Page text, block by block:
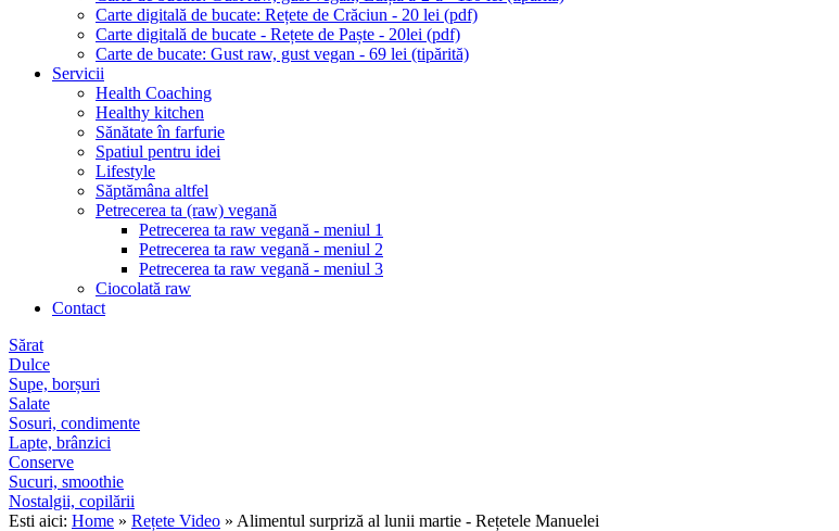
Carte digitală de bucate: Rețete de Crăciun - 20 lei (pdf)
Carte digitală de bucate - Rețete de Paște - 20lei (pdf)
Carte de bucate: Gust raw, gust vegan - 69 lei (tipărită)
Servicii
Health Coaching
Healthy kitchen
Sănătate în farfurie
Spatiul pentru idei
Lifestyle
Săptămâna altfel
Petrecerea ta (raw) vegană
Petrecerea ta raw vegană - meniul 1
Petrecerea ta raw vegană - meniul 2
Petrecerea ta raw vegană - meniul 3
Ciocolată raw
Contact
Sărat
Dulce
Supe, borșuri
Salate
Sosuri, condimente
Lapte, brânzici
Conserve
Sucuri, smoothie
Nostalgii, copilării
Esti aici: Home » Rețete Video » Alimentul surpriză al lunii martie - Rețetele Manuelei